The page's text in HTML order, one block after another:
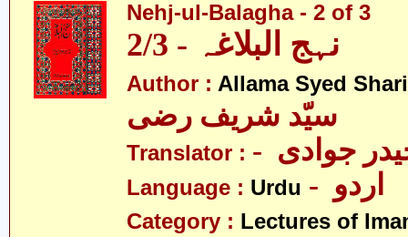
Nehj-ul-Balagha - 2 of 3
نہج البلاغہ - 2/3
Author : Allama Syed
سیّد شریف رضی
Translator : جوادی
Language : Urdu
Category : Lectures of